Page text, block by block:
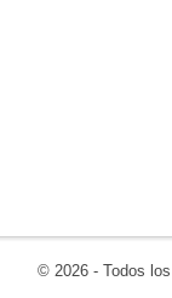
© 2026 - Todos